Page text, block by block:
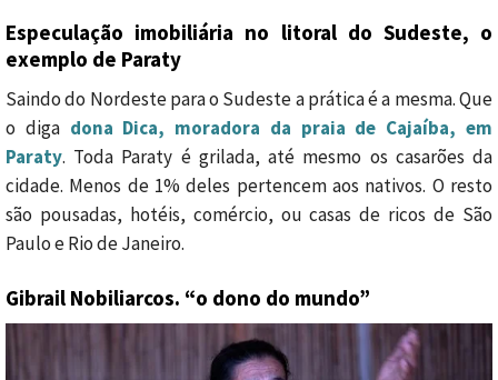
Especulação imobiliária no litoral do Sudeste, o
exemplo de Paraty
Saindo do Nordeste para o Sudeste a prática é a mesma. Que
o diga dona Dica, moradora da praia de Cajaíba, em
Paraty. Toda Paraty é grilada, até mesmo os casarões da
cidade. Menos de 1% deles pertencem aos nativos. O resto
são pousadas, hotéis, comércio, ou casas de ricos de São
Paulo e Rio de Janeiro.
Gibrail Nobiliarcos. “o dono do mundo”